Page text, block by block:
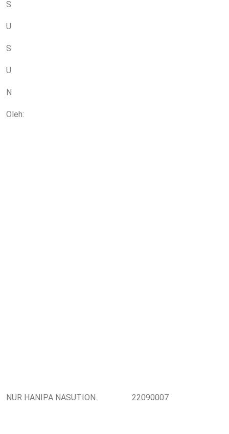
S
U
S
U
N
Oleh:
NUR HANIPA NASUTION. 22090007